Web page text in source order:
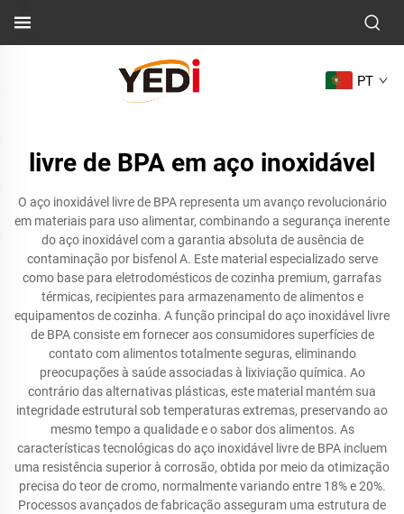
PT
livre de BPA em aço inoxidável
O aço inoxidável livre de BPA representa um avanço revolucionário
em materiais para uso alimentar, combinando a segurança inerente
do aço inoxidável com a garantia absoluta de ausência de
contaminação por bisfenol A. Este material especializado serve
como base para eletrodomésticos de cozinha premium, garrafas
térmicas, recipientes para armazenamento de alimentos e
equipamentos de cozinha. A função principal do aço inoxidável livre
de BPA consiste em fornecer aos consumidores superfícies de
contato com alimentos totalmente seguras, eliminando
preocupações à saúde associadas à lixiviação química. Ao
contrário das alternativas plásticas, este material mantém sua
integridade estrutural sob temperaturas extremas, preservando ao
mesmo tempo a qualidade e o sabor dos alimentos. As
características tecnológicas do aço inoxidável livre de BPA incluem
uma resistência superior à corrosão, obtida por meio da otimização
precisa do teor de cromo, normalmente variando entre 18% e 20%.
Processos avançados de fabricação asseguram uma estrutura de